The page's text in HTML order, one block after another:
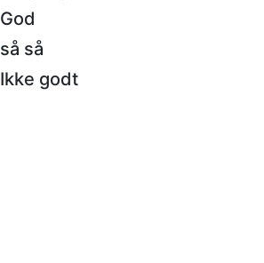
God
så så
Ikke godt